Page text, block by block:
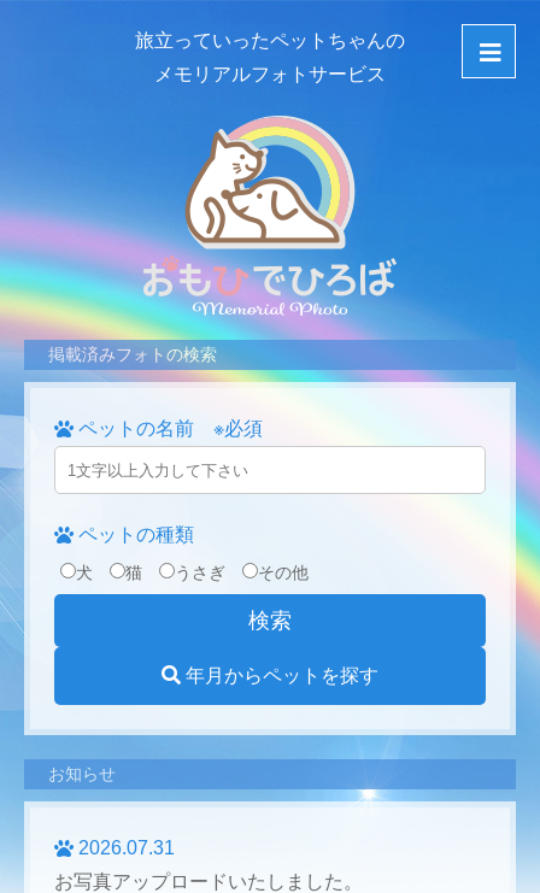
旅立っていったペットちゃんの
メモリアルフォトサービス
掲載済みフォトの検索
ペットの名前 ※必須
ペットの種類
犬 猫 うさぎ その他
年月からペットを探す
お知らせ
2026.07.31
お写真アップロードいたしました。